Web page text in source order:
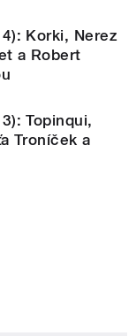
Korki, Nerez
a Robert
Topinqui,
Troníček a